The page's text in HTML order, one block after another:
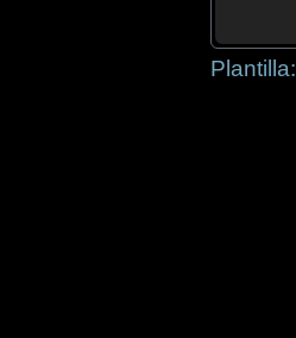
Plantilla: